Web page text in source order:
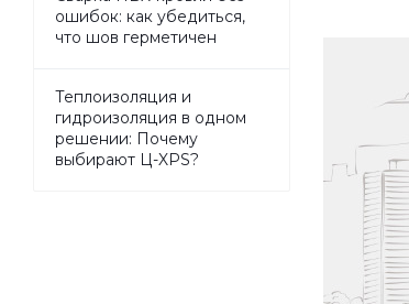
ошибок: как убедиться,
что шов герметичен
Теплоизоляция и
гидроизоляция в одном
решении: Почему
выбирают Ц-XPS?